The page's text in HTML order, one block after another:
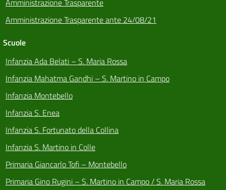
Amministrazione Trasparente ante 24/08/21
Scuole
Infanzia Ada Belati – S. Maria Rossa
Infanzia Mahatma Gandhi – S. Martino in Campo
Infanzia Montebello
Infanzia S. Enea
Infanzia S. Fortunato della Collina
Infanzia S. Martino in Colle
Primaria Giancarlo Tofi – Montebello
Primaria Gino Rugini – S. Martino in Campo / S. Maria Rossa